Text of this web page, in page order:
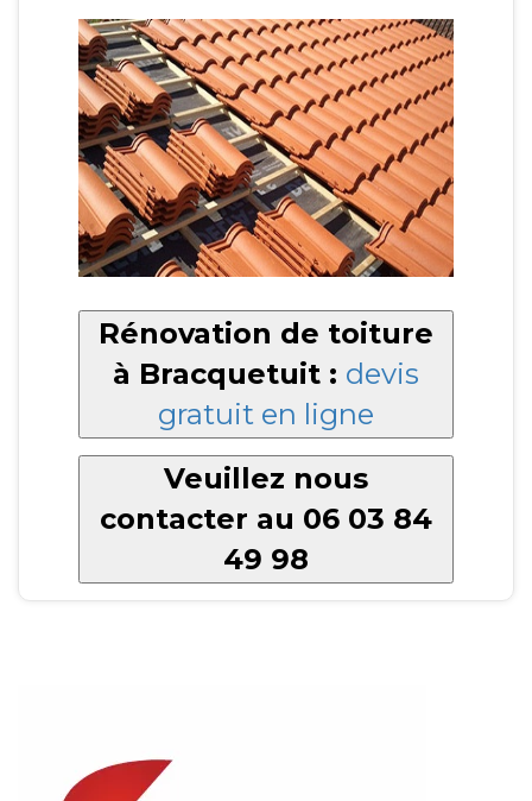
Rénovation de toiture
à Bracquetuit : devis
gratuit en ligne
Veuillez nous
contacter au 06 03 84
49 98